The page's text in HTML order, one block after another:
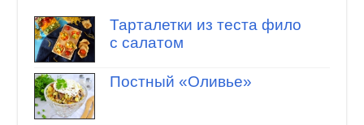
Тарталетки из теста фило
с салатом
Постный «Оливье»